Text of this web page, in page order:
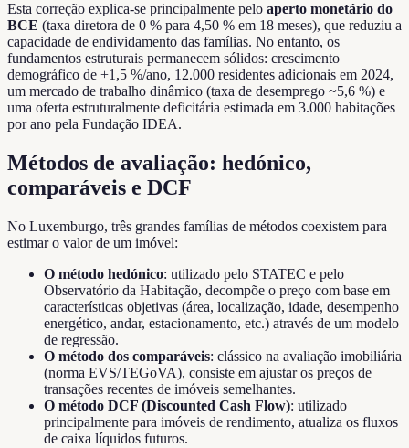
Esta correção explica-se principalmente pelo aperto monetário do
BCE (taxa diretora de 0 % para 4,50 % em 18 meses), que reduziu a
capacidade de endividamento das famílias. No entanto, os
fundamentos estruturais permanecem sólidos: crescimento
demográfico de +1,5 %/ano, 12.000 residentes adicionais em 2024,
um mercado de trabalho dinâmico (taxa de desemprego ~5,6 %) e
uma oferta estruturalmente deficitária estimada em 3.000 habitações
por ano pela Fundação IDEA.
Métodos de avaliação: hedónico,
comparáveis e DCF
No Luxemburgo, três grandes famílias de métodos coexistem para
estimar o valor de um imóvel:
O método hedónico: utilizado pelo STATEC e pelo
Observatório da Habitação, decompõe o preço com base em
características objetivas (área, localização, idade, desempenho
energético, andar, estacionamento, etc.) através de um modelo
de regressão.
O método dos comparáveis: clássico na avaliação imobiliária
(norma EVS/TEGoVA), consiste em ajustar os preços de
transações recentes de imóveis semelhantes.
O método DCF (Discounted Cash Flow): utilizado
principalmente para imóveis de rendimento, atualiza os fluxos
de caixa líquidos futuros.